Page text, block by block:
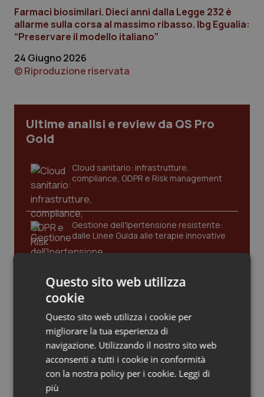
Basilicata
Calabria
Campania
Friuli Venezia Giulia
Lazio
Liguria
Lombardia
Marche
Molise
Piemonte
Provincia Autonoma di Bolzano
Provincia Autonoma di Trento
Artrite & artrosi
Asma & BPCO
Car-T
Dermatite Atopica
Diabete & glucometri
Disturbi dell’umore
Dolore
Donna & Salute
Epatiti
HIV
Infezioni & Febbre
Ipertensione & Scompenso
Farmaci biosimilari. Dieci anni dalla Legge 232 è
allarme sulla corsa al massimo ribasso. Ibg Egualia:
“Preservare il modello italiano”
24 Giugno 2026
© Riproduzione riservata
Ultime analisi e review da QS Pro
Gold
Cloud sanitario: infrastrutture,
compliance, GDPR e Risk management
Gestione dell'Ipertensione resistente:
dalle Linee Guida alle terapie innovative
Leadership Infermieristica 2026: nuovi
modelli di responsabilità e autonomia
Leadership Medica 2026: guidare team
clinici ad alte prestazioni
Questo sito web utilizza
cookie
Questo sito web utilizza i cookie per
migliorare la tua esperienza di
navigazione. Utilizzando il nostro sito web
acconsenti a tutti i cookie in conformità
con la nostra policy per i cookie. Leggi di
più